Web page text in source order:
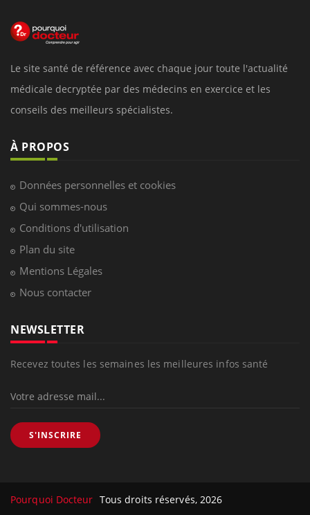
Le site santé de référence avec chaque jour toute l'actualité
médicale decryptée par des médecins en exercice et les
conseils des meilleurs spécialistes.
À PROPOS
Données personnelles et cookies
Qui sommes-nous
Conditions d'utilisation
Plan du site
Mentions Légales
Nous contacter
NEWSLETTER
Recevez toutes les semaines les meilleures infos santé
S'INSCRIRE
Pourquoi Docteur Tous droits réservés, 2026